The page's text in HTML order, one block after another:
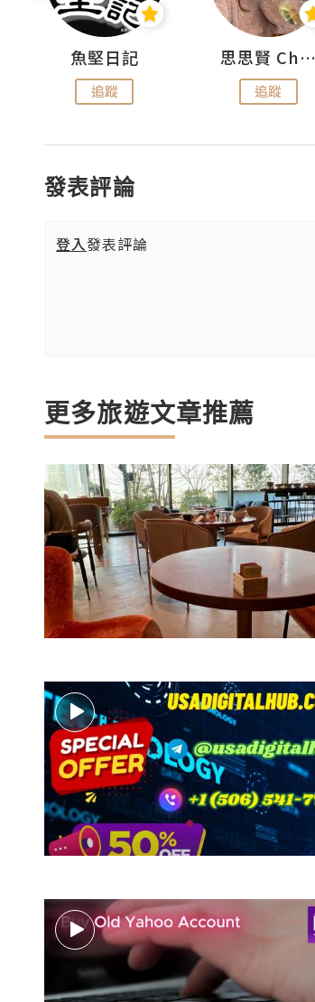
魚堅日記
追蹤
思思賢 ChillMyBabe
追蹤
發表評論
登入發表評論
更多旅遊文章推薦